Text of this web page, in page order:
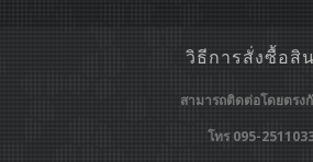
วิธีการสั่งซื้อสิ
สามารถติดต่อโดยตรง
โทร 095-